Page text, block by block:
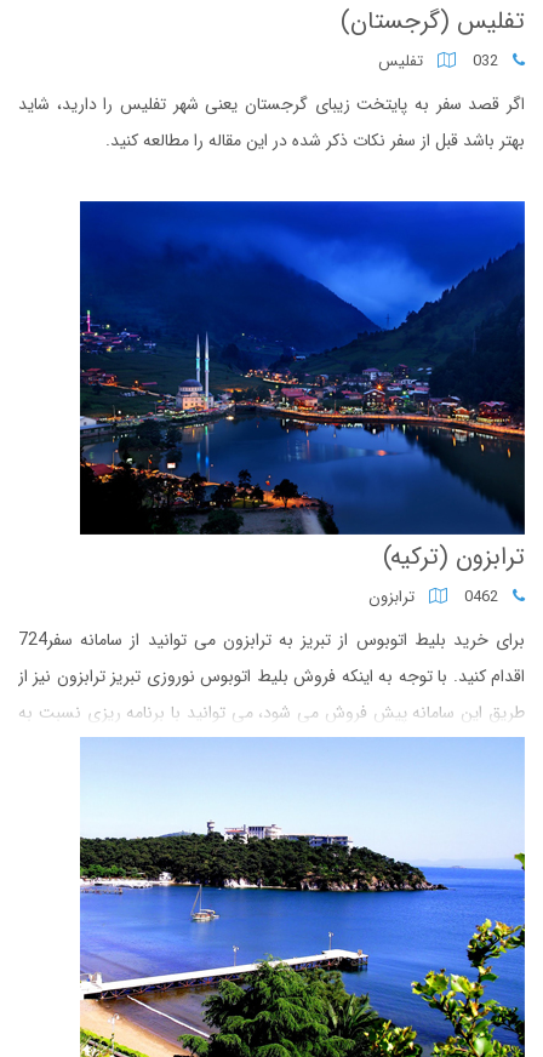
تفلیس (گرجستان)
تفلیس
اگر قصد سفر به پایتخت زیبای گرجستان یعنی شهر تفلیس را دارید، شاید
بهتر باشد قبل از سفر نکات ذکر شده در این مقاله را مطالعه کنید.
ترابزون (ترکیه)
ترابزون
برای خرید بلیط اتوبوس از تبریز به ترابزون می توانید از سامانه سفر724
اقدام کنید. با توجه به اینکه فروش بلیط اتوبوس نوروزی تبریز ترابزون نیز از
طریق این سامانه پیش فروش می شود، می توانید با برنامه ریزی نسبت به